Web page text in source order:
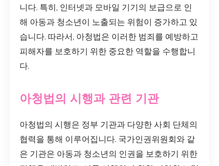
니다. 특히, 인터넷과 모바일 기기의 보급으로 인
해 아동과 청소년이 노출되는 위험이 증가하고 있
습니다. 따라서, 아청법은 이러한 범죄를 예방하고
피해자를 보호하기 위한 중요한 역할을 수행합니
다.
아청법의 시행과 관련 기관
아청법의 시행은 정부 기관과 다양한 사회 단체의
협력을 통해 이루어집니다. 국가인권위원회와 같
은 기관은 아동과 청소년의 인권을 보호하기 위한